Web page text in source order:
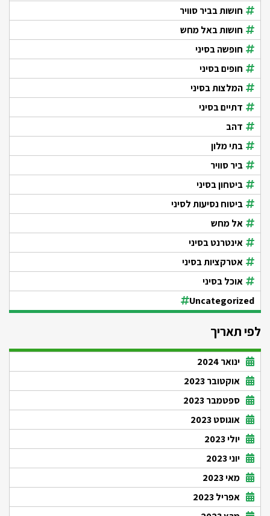
חושות בביר סוויר
חושות באל מחש
חופשה בסיני
חופים בסיני
המלצות בסיני
דתיים בסיני
דהב
בתי מלון
ביר סוויר
ביטחון בסיני
ביטוח נסיעות לסיני
אל מחש
אינטרנט בסיני
אטרקציות בסיני
אוכל בסיני
Uncategorized
לפי תאריך
ינואר 2024
אוקטובר 2023
ספטמבר 2023
אוגוסט 2023
יולי 2023
יוני 2023
מאי 2023
אפריל 2023